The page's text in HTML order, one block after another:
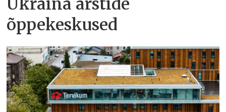
õppekeskused